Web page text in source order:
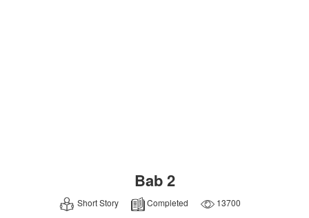
Bab 2
Short Story Completed 13700